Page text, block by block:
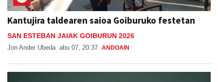
Kantujira taldearen saioa Goiburuko festetan
SAN ESTEBAN JAIAK GOIBURUN 2026
Jon Ander Ubeda abu 07, 20:37 ANDOAIN